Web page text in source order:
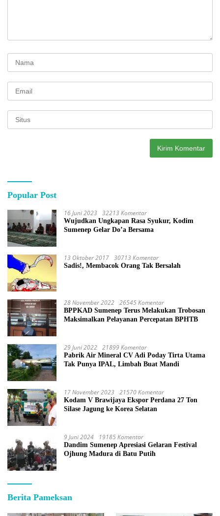
Popular Post
16 Juni 2023 32213 Komentar
Wujudkan Ungkapan Rasa Syukur, Kodim
Sumenep Gelar Do’a Bersama
13 Oktober 2017 30713 Komentar
Sadis!, Membacok Orang Tak Bersalah
28 November 2022 26545 Komentar
BPPKAD Sumenep Terus Melakukan Trobosan
Maksimalkan Pelayanan Percepatan BPHTB
29 Juni 2022 21899 Komentar
Pabrik Air Mineral CV Adi Poday Tirta Utama
Tak Punya IPAL, Limbah Buat Mandi
17 November 2023 21570 Komentar
Kodam V Brawijaya Ekspor Perdana 27 Ton
Silase Jagung ke Korea Selatan
9 Juni 2024 19185 Komentar
Dandim Sumenep Apresiasi Gelaran Festival
Ojhung Madura di Batu Putih
Berita Pameksan